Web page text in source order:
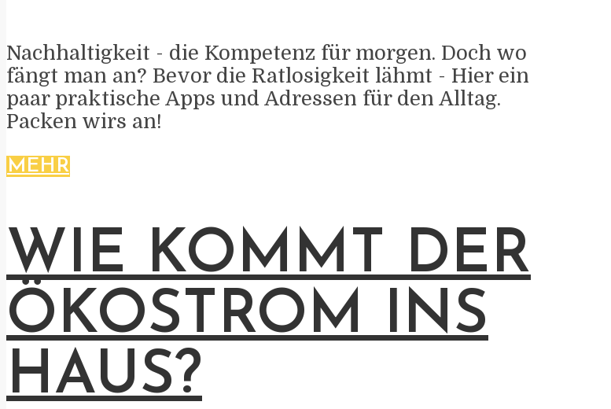
Nachhaltigkeit - die Kompetenz für morgen. Doch wo
fängt man an? Bevor die Ratlosigkeit lähmt - Hier ein
paar praktische Apps und Adressen für den Alltag.
Packen wirs an!
MEHR
WIE KOMMT DER
ÖKOSTROM INS
HAUS?